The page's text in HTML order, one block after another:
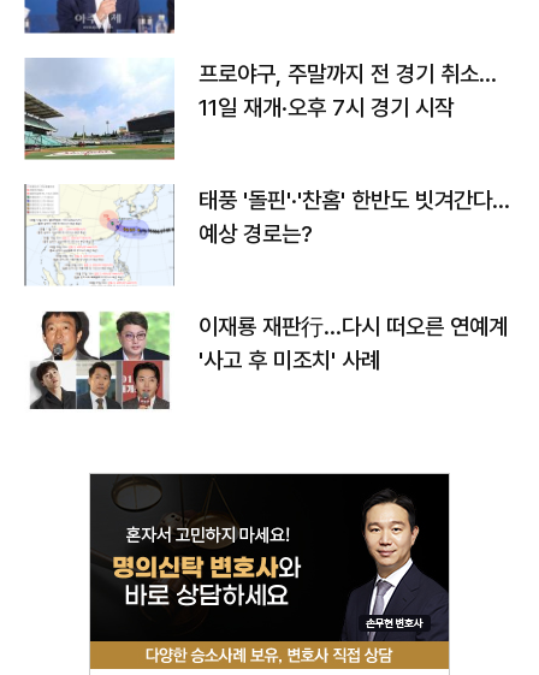
프로야구, 주말까지 전 경기 취소…
11일 재개·오후 7시 경기 시작
태풍 '돌핀'·'찬홈' 한반도 빗겨간다…
예상 경로는?
이재룡 재판行…다시 떠오른 연예계
'사고 후 미조치' 사례